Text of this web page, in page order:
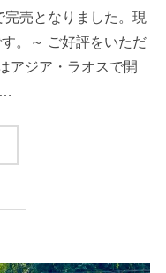
売となりました。現
。～ ご好評をいただ
アジア・ラオスで開
…
ツアー＞【満員御礼！】五感を